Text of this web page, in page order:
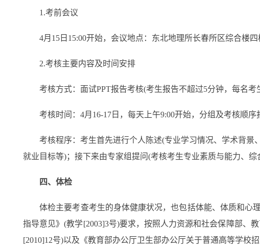
1.考前会议
4月15日15:00开始，会议地点：东北地理所长春所区综合楼四
2.考核主要内容及时间安排
考核方式：面试PPT报告考核(考生报告不超过5分钟，每名考
考核时间：4月16-17日，每天上午9:00开始，分组及考核顺序
考核程序：考生首先进行个人陈述(专业学习情况、学术背景
就业目标等)；接下来由专家组提问(考核考生专业素质与能力、综
四、体检
体检主要考查考生的身体健康状况，也包括体能、体质和心
指导意见》(教学[2003]3号)要求，按照人力资源和社会保障部、
[2010]12号)以及《教育部办公厅卫生部办公厅关于普通高等学校